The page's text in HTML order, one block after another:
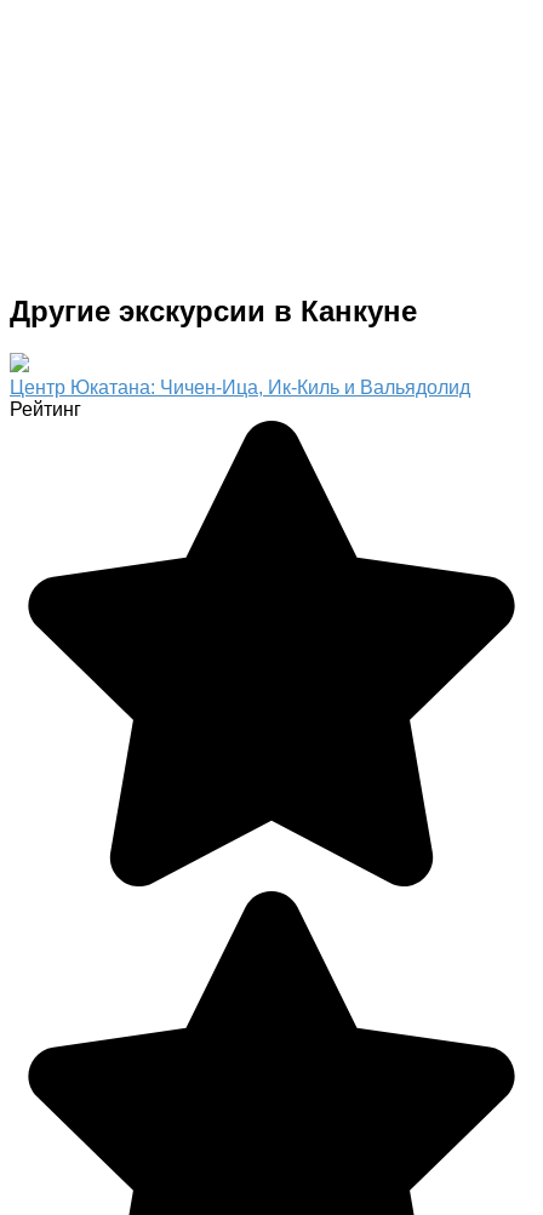
Другие экскурсии в Канкуне
Центр Юкатана: Чичен-Ица, Ик-Киль и Вальядолид
Рейтинг